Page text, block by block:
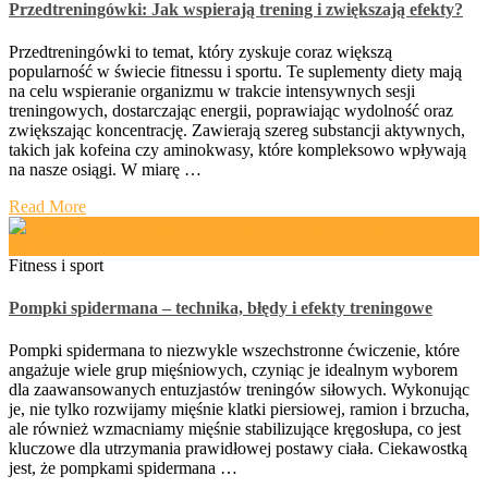
Przedtreningówki: Jak wspierają trening i zwiększają efekty?
Przedtreningówki to temat, który zyskuje coraz większą
popularność w świecie fitnessu i sportu. Te suplementy diety mają
na celu wspieranie organizmu w trakcie intensywnych sesji
treningowych, dostarczając energii, poprawiając wydolność oraz
zwiększając koncentrację. Zawierają szereg substancji aktywnych,
takich jak kofeina czy aminokwasy, które kompleksowo wpływają
na nasze osiągi. W miarę …
Read More
Fitness i sport
Pompki spidermana – technika, błędy i efekty treningowe
Pompki spidermana to niezwykle wszechstronne ćwiczenie, które
angażuje wiele grup mięśniowych, czyniąc je idealnym wyborem
dla zaawansowanych entuzjastów treningów siłowych. Wykonując
je, nie tylko rozwijamy mięśnie klatki piersiowej, ramion i brzucha,
ale również wzmacniamy mięśnie stabilizujące kręgosłupa, co jest
kluczowe dla utrzymania prawidłowej postawy ciała. Ciekawostką
jest, że pompkami spidermana …